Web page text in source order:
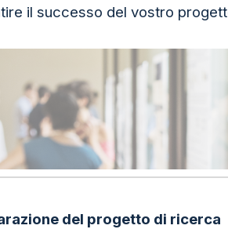
il successo del vostro
del progetto di ricerca